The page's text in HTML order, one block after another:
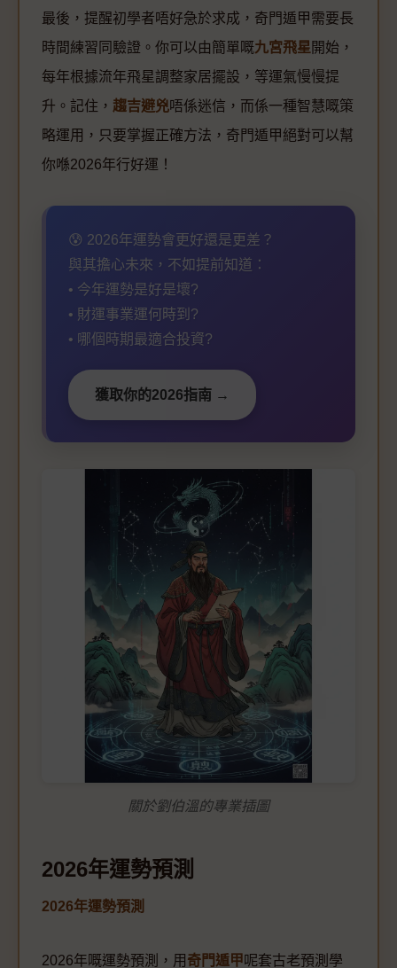
最後，提醒初學者唔好急於求成，奇門遁甲需要長
時間練習同驗證。你可以由簡單嘅九宮飛星開始，
每年根據流年飛星調整家居擺設，等運氣慢慢提
升。記住， 趨吉避兇唔係迷信，而係一種智慧嘅策
略運用，只要掌握正確方法，奇門遁甲絕對可以幫
你喺2026年行好運！
😰 2026年運勢會更好還是更差？
與其擔心未來，不如提前知道：
• 今年運勢是好是壞?
• 財運事業運何時到?
• 哪個時期最適合投資?
獲取你的2026指南 →
關於劉伯溫的專業插圖
2026年運勢預測
2026年運勢預測
2026年嘅運勢預測，用 奇門遁甲呢套古老預測學